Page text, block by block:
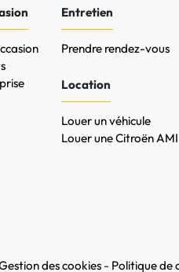
Entretien
Prendre rendez-vous
Location
Louer un véhicule
Louer une Citroën AMI
des cookies - Politique de